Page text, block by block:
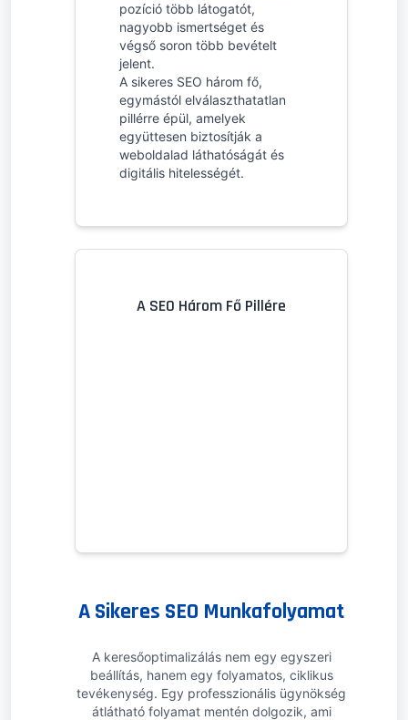
pozíció több látogatót,
nagyobb ismertséget és
végső soron több bevételt
jelent.
A sikeres SEO három fő,
egymástól elválaszthatatlan
pillérre épül, amelyek
együttesen biztosítják a
weboldalad láthatóságát és
digitális hitelességét.
A SEO Három Fő Pillére
A Sikeres SEO Munkafolyamat
A keresőoptimalizálás nem egy egyszeri
beállítás, hanem egy folyamatos, ciklikus
tevékenység. Egy professzionális ügynökség
átlátható folyamat mentén dolgozik, ami